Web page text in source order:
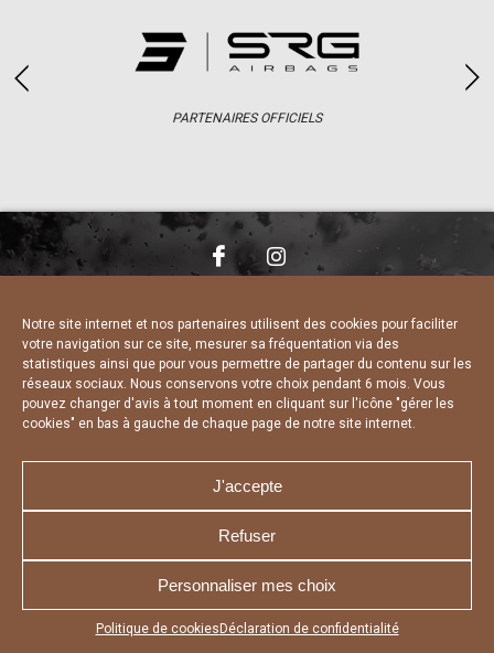
Notre site internet et nos partenaires utilisent des cookies pour faciliter
votre navigation sur ce site, mesurer sa fréquentation via des
statistiques ainsi que pour vous permettre de partager du contenu sur les
réseaux sociaux. Nous conservons votre choix pendant 6 mois. Vous
pouvez changer d'avis à tout moment en cliquant sur l'icône "gérer les
cookies" en bas à gauche de chaque page de notre site internet.
J'accepte
Refuser
Personnaliser mes choix
Politique de cookies Déclaration de confidentialité
Appuyez sur le bouton partager en bas de votre
PARTENAIRES OFFICIELS
CHARTE DE CONFIDENTIALITÉ
DÉCLARATION DE CONFIDENTIALITÉ
POLITIQUE D’UTILISATION DES COOKIES
RÉALISÉ PAR L’AGENCE WEB A3 WEB